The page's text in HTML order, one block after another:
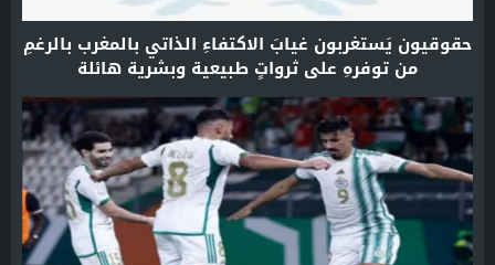
حقوقيون يَستغربون غيابَ الاكتفاءِ الذاتي بالمغرب بالرغمِ
من توفرهِ على ثرواتٍ طبيعية وبشرية هائلة